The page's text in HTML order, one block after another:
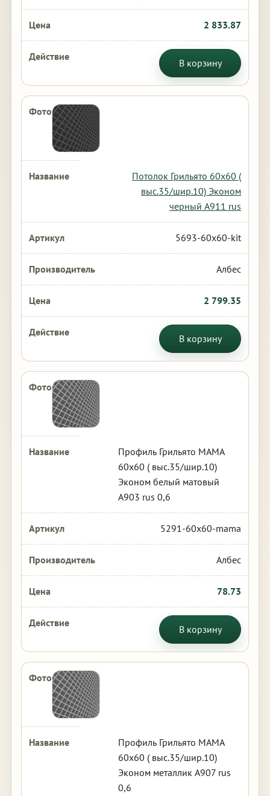
2 833.87
В корзину
Потолок Грильято 60х60 (
выс.35/шир.10) Эконом
черный А911 rus
5693-60x60-kit
Албес
2 799.35
В корзину
Профиль Грильято МАМА
60х60 ( выс.35/шир.10)
Эконом белый матовый
А903 rus 0,6
5291-60x60-mama
Албес
78.73
В корзину
Профиль Грильято МАМА
60х60 ( выс.35/шир.10)
Эконом металлик А907 rus
0,6